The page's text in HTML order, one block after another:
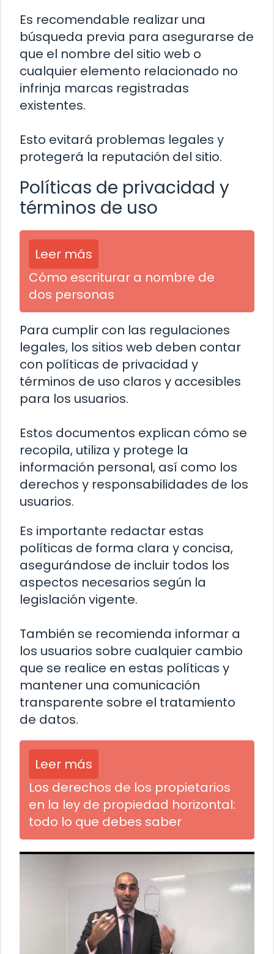
Es recomendable realizar una
búsqueda previa para asegurarse de
que el nombre del sitio web o
cualquier elemento relacionado no
infrinja marcas registradas
existentes.
Esto evitará problemas legales y
protegerá la reputación del sitio.
Políticas de privacidad y
términos de uso
Leer más
Cómo escriturar a nombre de
dos personas
Para cumplir con las regulaciones
legales, los sitios web deben contar
con políticas de privacidad y
términos de uso claros y accesibles
para los usuarios.
Estos documentos explican cómo se
recopila, utiliza y protege la
información personal, así como los
derechos y responsabilidades de los
usuarios.
Es importante redactar estas
políticas de forma clara y concisa,
asegurándose de incluir todos los
aspectos necesarios según la
legislación vigente.
También se recomienda informar a
los usuarios sobre cualquier cambio
que se realice en estas políticas y
mantener una comunicación
transparente sobre el tratamiento
de datos.
Leer más
Los derechos de los propietarios
en la ley de propiedad horizontal:
todo lo que debes saber